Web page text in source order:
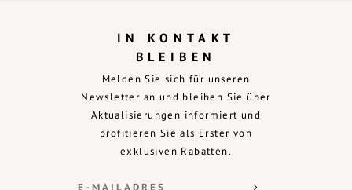
IN KONTAKT
BLEIBEN
Melden Sie sich für unseren
Newsletter an und bleiben Sie über
Aktualisierungen informiert und
profitieren Sie als Erster von
exklusiven Rabatten.